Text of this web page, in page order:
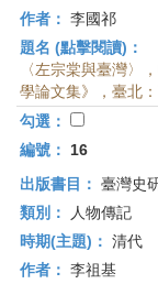
作者： 李國祁
題名 (點擊閱讀)：
〈左宗棠與臺灣〉
學論文集》，臺北
勾選：
編號：
16
出版書目： 臺灣史
類別：
人物傳記
時期(主題)： 清代
作者： 李祖基